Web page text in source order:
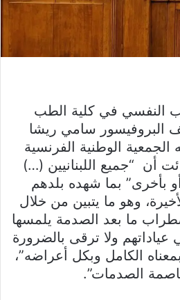
النفسي في كلية الطب
البروفيسور سامي ريشا
الوطنية الفرنسية
أن “جميع اللبنانيين (…)
بأخرى” بما شهده بلدهم
وهو ما يتبين من خلال
ما بعد الصدمة يلمسها
عياداتهم ولا ترقى بالضرورة
الكامل وبكل أعراضه”،
الصدمات”.